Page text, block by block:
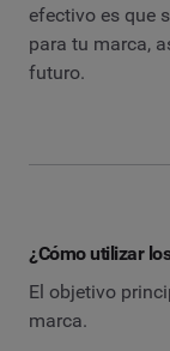
efectivo es que
para tu marca,
futuro.
¿Cómo utilizar
El objetivo
marca.